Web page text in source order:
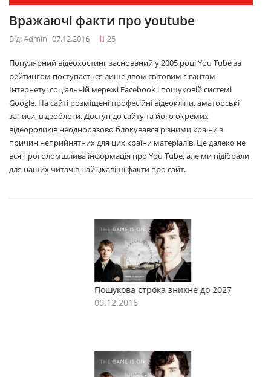
Вражаючі факти про youtube
Від: Admin 07.12.2016 25
Популярний відеохостинг заснований у 2005 році You Tube за
рейтингом поступається лише двом світовим гігантам
Інтернету: соціальній мережі Facebook і пошуковій системі
Google. На сайті розміщені професійні відеокліпи, аматорські
записи, відеоблоги. Доступ до сайту та його окремих
відеороликів неодноразово блокувався різними країни з
причин неприйнятних для цих країни матеріалів. Це далеко не
вся проголомшлива інформація про You Tube, але ми підібрали
для наших читачів найцікавіші факти про сайт.
Пошукова строка зникне до 2027